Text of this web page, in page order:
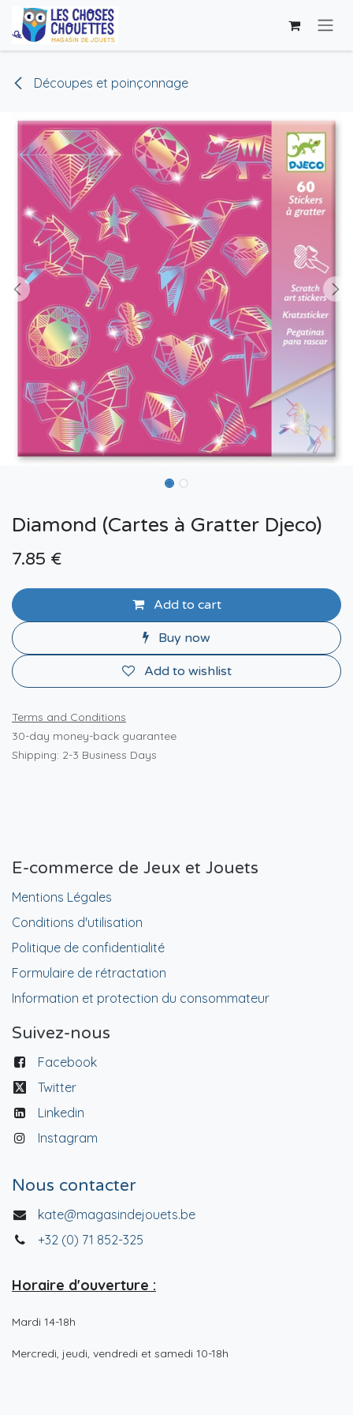
Skip to Content
Découpes et poinçonnage
Diamond (Cartes à Gratter Djeco)
7.85 €
Add to cart
Buy now
Add to wishlist
Terms and Conditions
30-day money-back guarantee
Shipping: 2-3 Business Days
E-commerce de Jeux et Jouets
Mentions Légales
Conditions d'utilisation
Politique de confidentialité
Formulaire de rétractation
Information et protection du consommateur
Suivez-nous
Facebook
Twitter
Linkedin
Instagram
Nous contacter
kate@magasindejouets.be
+32 (0) 71 852-325
Horaire d'ouverture :
Mardi 14-18h
Mercredi, jeudi, vendredi et samedi 10-18h